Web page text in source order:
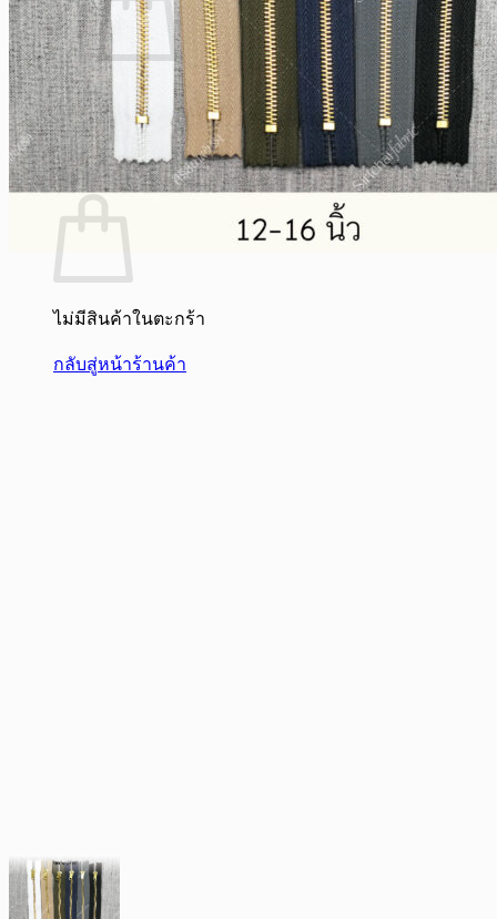
ไม่มีสินค้าในตะกร้า
กลับสู่หน้าร้านค้า
0
ไม่มีสินค้าในตะกร้า
กลับสู่หน้าร้านค้า